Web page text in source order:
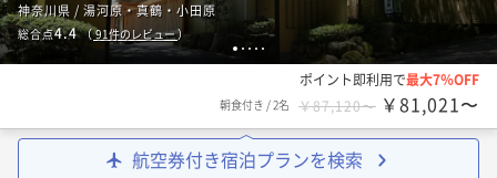
1 2 3 4 5
神奈川県 / 湯河原・真鶴・小田原
総合点4.4（91件のレビュー）
ポイント即利用で最大7％OFF
朝食付き /2名 ￥87,120〜 ￥81,021〜
航空券付き宿泊プランを検索